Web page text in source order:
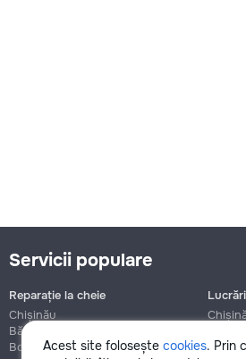
Acest site folosește cookies. Prin
Servicii populare
Reparație la cheie
Chișinău
Bălți
Botanica